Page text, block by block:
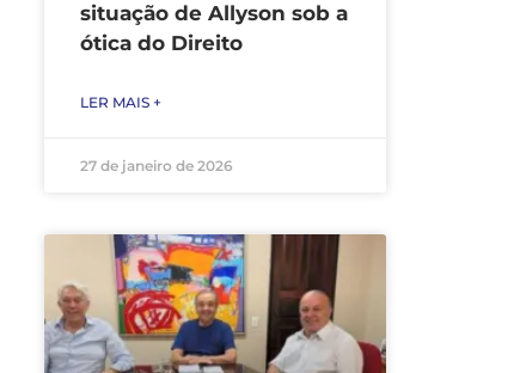
situação de Allyson sob a
ótica do Direito
LER MAIS +
27 de janeiro de 2026